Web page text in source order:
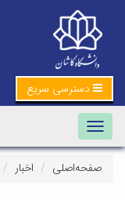
دسترسی سریع
Toggle navigation
صفحه‌اصلی اخبار